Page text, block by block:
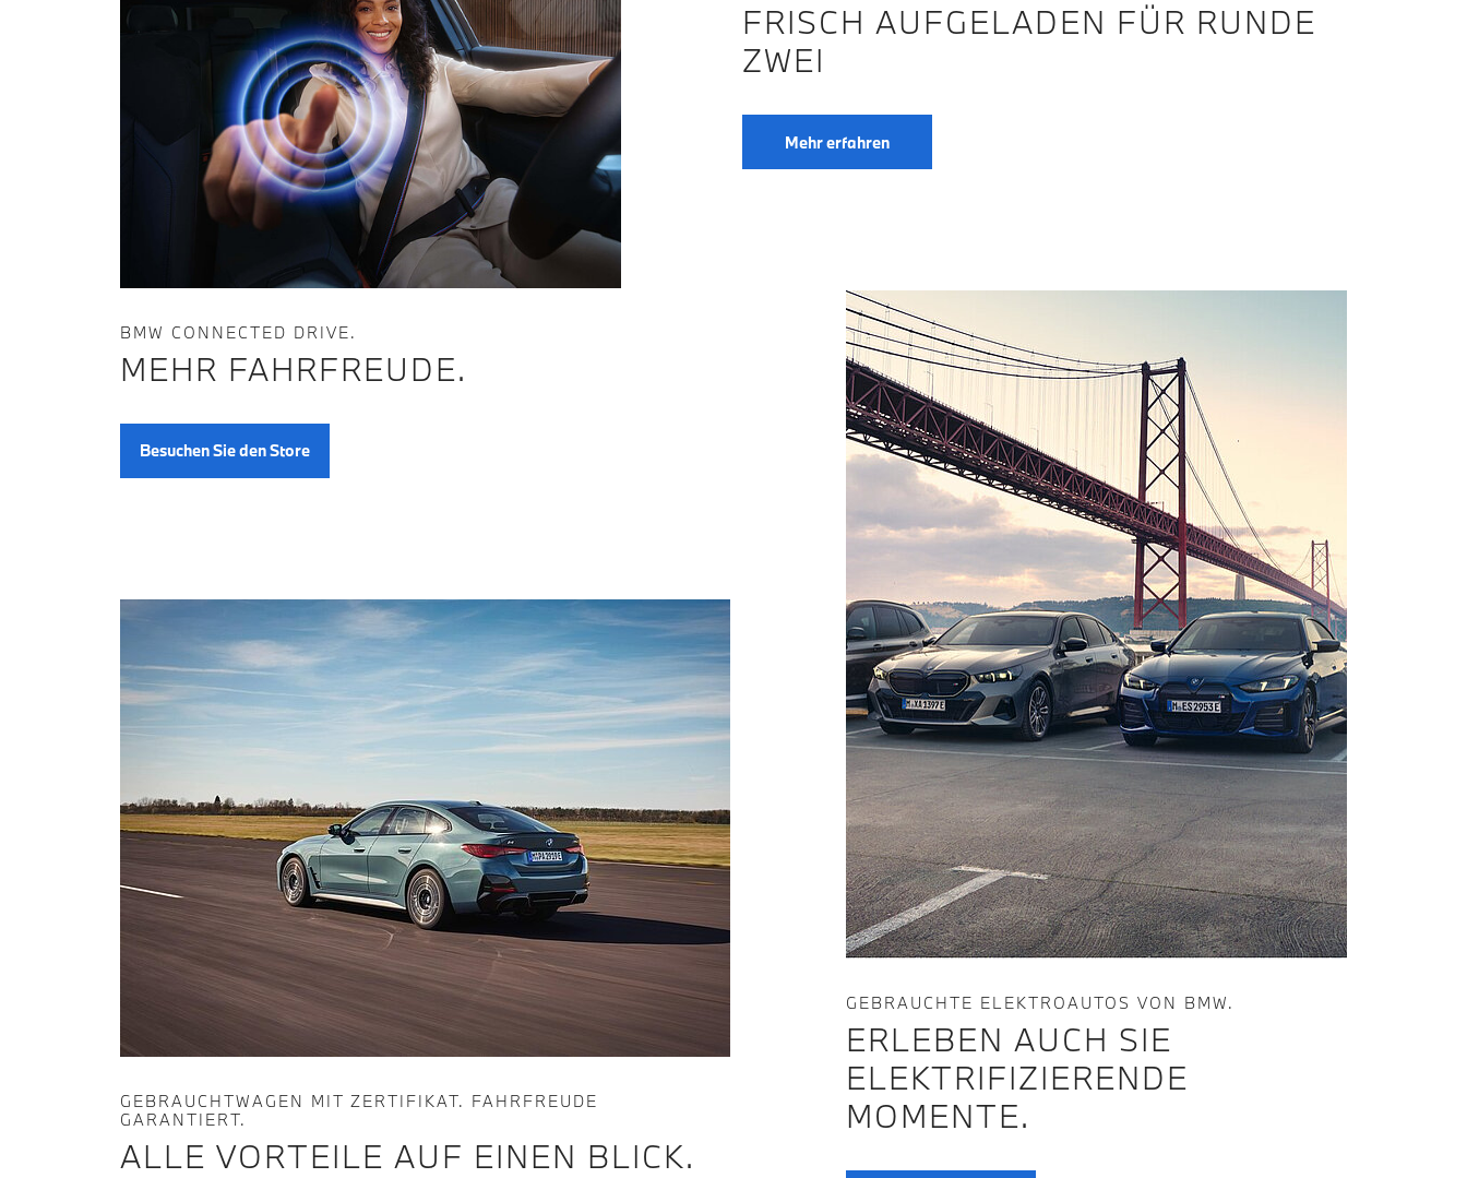
FRISCH AUFGELADEN FÜR RUNDE
ZWEI
Mehr erfahren
BMW CONNECTED DRIVE.
MEHR FAHRFREUDE.
Besuchen Sie den Store
GEBRAUCHTE ELEKTROAUTOS VON BMW.
ERLEBEN AUCH SIE
ELEKTRIFIZIERENDE
MOMENTE.
GEBRAUCHTWAGEN MIT ZERTIFIKAT. FAHRFREUDE
GARANTIERT.
ALLE VORTEILE AUF EINEN BLICK.